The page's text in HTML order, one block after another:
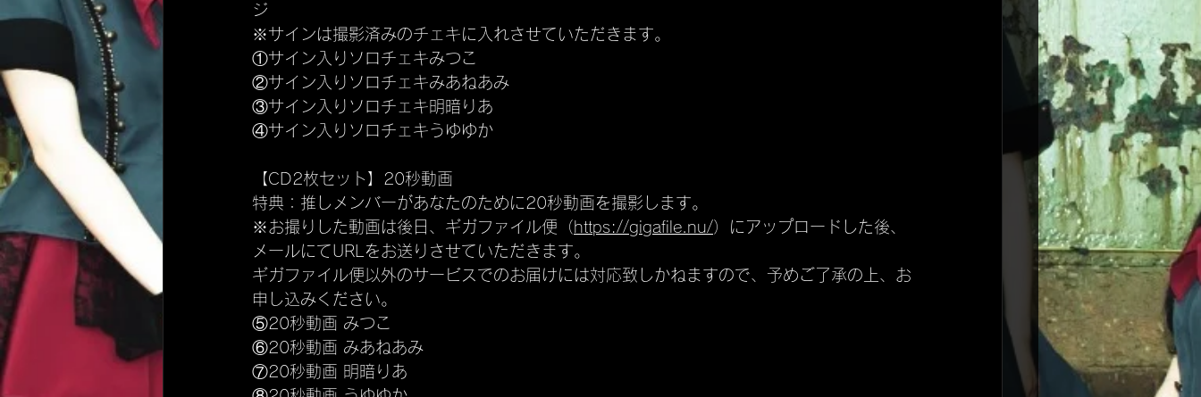
ジ
※サインは撮影済みのチェキに入れさせていただきます。
①サイン入りソロチェキみつこ
②サイン入りソロチェキみあねあみ
③サイン入りソロチェキ明暗りあ
④サイン入りソロチェキうゆゆか
【CD2枚セット】20秒動画
特典：推しメンバーがあなたのために20秒動画を撮影します。
※お撮りした動画は後日、ギガファイル便（ https://gigafile.nu/）にアップロードした後、
メールにてURLをお送りさせていただきます。
ギガファイル便以外のサービスでのお届けには対応致しかねますので、予めご了承の上、お
申し込みください。
⑤20秒動画 みつこ
⑥20秒動画 みあねあみ
⑦20秒動画 明暗りあ